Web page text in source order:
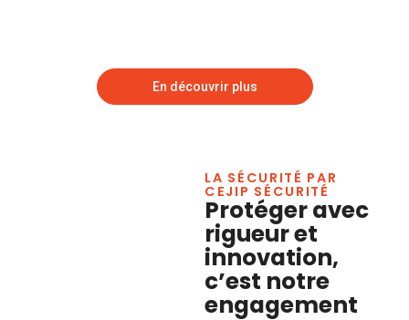
En découvrir plus
LA SÉCURITÉ PAR
CEJIP SÉCURITÉ
Protéger avec
rigueur et
innovation,
c’est notre
engagement